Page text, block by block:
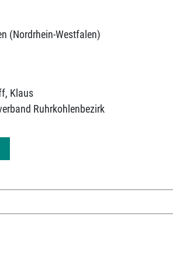
(Nordrhein-Westfalen)
Klaus
Ruhrkohlenbezirk